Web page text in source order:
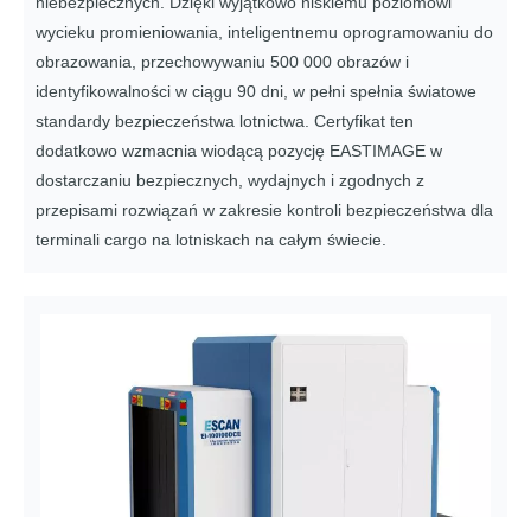
wycieku promieniowania, inteligentnemu oprogramowaniu do
obrazowania, przechowywaniu 500 000 obrazów i
identyfikowalności w ciągu 90 dni, w pełni spełnia światowe
standardy bezpieczeństwa lotnictwa. Certyfikat ten
dodatkowo wzmacnia wiodącą pozycję EASTIMAGE w
dostarczaniu bezpiecznych, wydajnych i zgodnych z
przepisami rozwiązań w zakresie kontroli bezpieczeństwa dla
terminali cargo na lotniskach na całym świecie.